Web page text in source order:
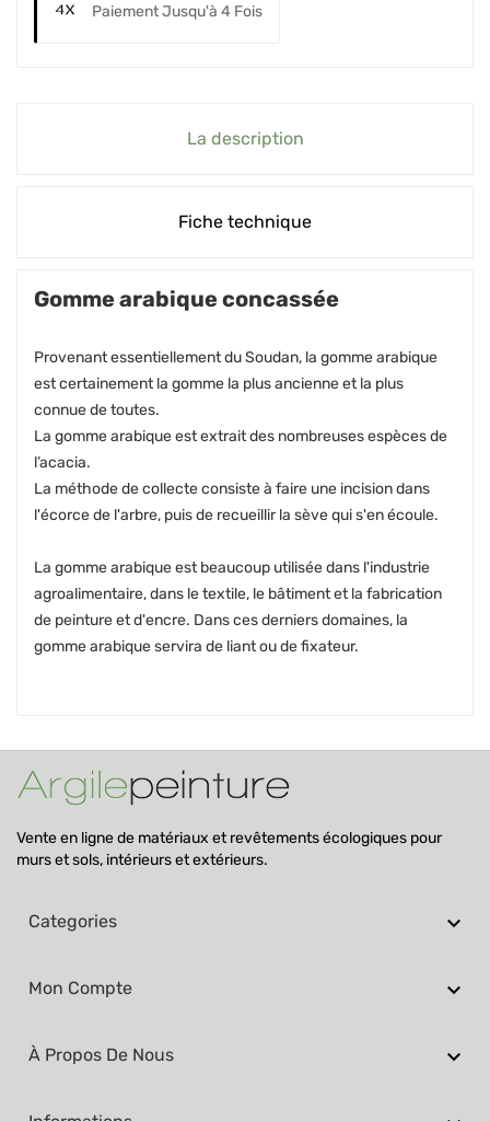
Paiement Jusqu'à 4 Fois
La description
Fiche technique
Gomme arabique concassée
Provenant essentiellement du Soudan, la gomme arabique
est certainement la gomme la plus ancienne et la plus
connue de toutes.
La gomme arabique est extrait des nombreuses espèces de
l’acacia.
La méthode de collecte consiste à faire une incision dans
l'écorce de l'arbre, puis de recueillir la sève qui s'en écoule.
La gomme arabique est beaucoup utilisée dans l'industrie
agroalimentaire, dans le textile, le bâtiment et la fabrication
de peinture et d'encre. Dans ces derniers domaines, la
gomme arabique servira de liant ou de fixateur.
Vente en ligne de matériaux et revêtements écologiques pour
murs et sols, intérieurs et extérieurs.
Categories 
Mon Compte 
À Propos De Nous 